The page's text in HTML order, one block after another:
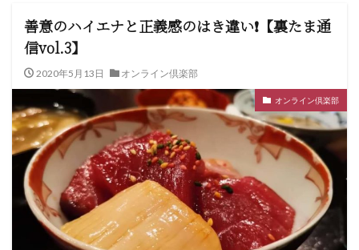
善意のハイエナと正義感のはき違い❗️【裏たま通
信vol.3】
2020年5月13日 オンライン倶楽部
オンライン倶楽部